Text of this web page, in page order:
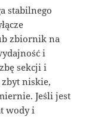
stabilnego
zbiornik na
i
sekcji i
zbyt niskie,
Jeśli jest
wody i